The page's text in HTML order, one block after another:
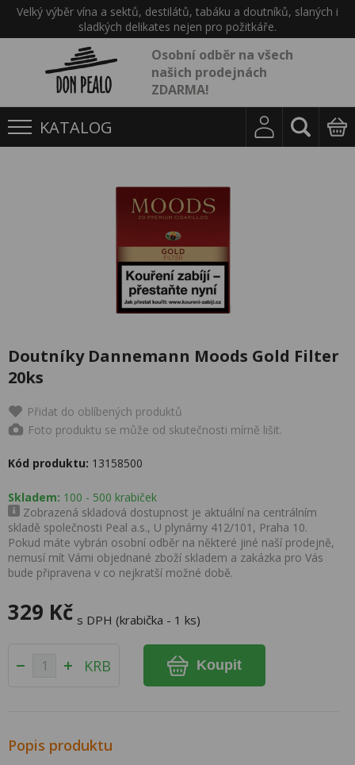
Velký výběr vína a sektů, destilátů, tabáku a doutníků, slaných i
sladkých delikates nejen pro požitkáře.
Osobní odběr na všech
našich prodejnách
ZDARMA!
KATALOG
Doutníky Dannemann Moods Gold Filter
20ks
Přidat do oblíbených produktů
Foto produktu se může od skutečnosti mírně lišit.
Kód produktu: 13158500
Skladem: 100 - 500 krabiček
Zobrazená skladová dostupnost je aktuální na centrálním
skladě společnosti Peal a.s., U plynárny 412/101, Praha 10.
Pokud máte vybrán osobní odběr na některé jiné naší prodejně,
nemusí mít Vámi objednané zboží skladem a zakázka pro Vás
bude připravena v co nejkratší možné době.
329 Kč s DPH (krabička - 1 ks)
KRB Koupit
Popis produktu